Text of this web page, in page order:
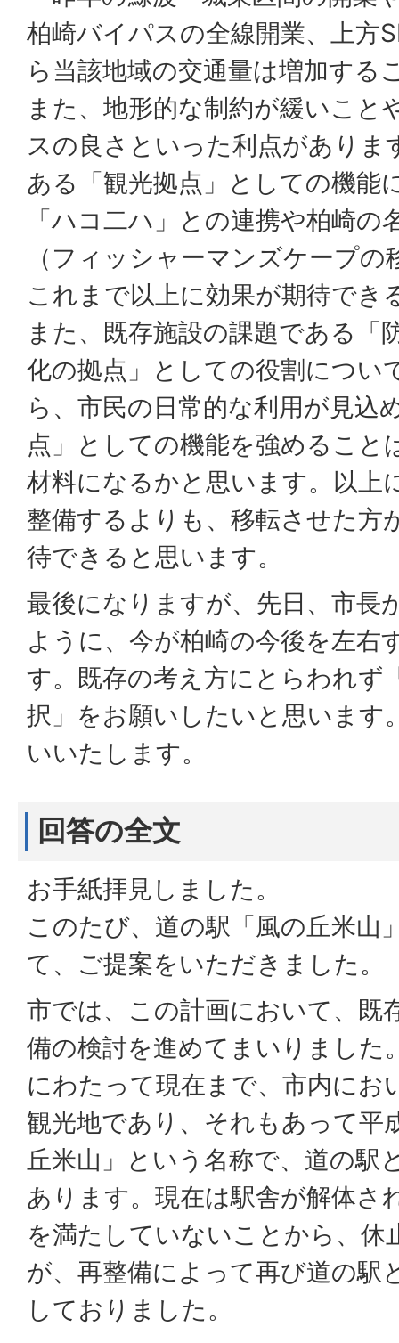
柏崎バイパスの全線開業、上方
ら当該地域の交通量は増加する
また、地形的な制約が緩いこと
スの良さといった利点がありま
ある「観光拠点」としての機能
「ハコ二ハ」との連携や柏崎の
（フィッシャーマンズケープ
これまで以上に効果が期待でき
また、既存施設の課題である「
化の拠点」としての役割につい
ら、市民の日常的な利用が見込
点」としての機能を強めること
材料になるかと思います。以上
整備するよりも、移転させた方
待できると思います。
最後になりますが、先日、市長
ように、今が柏崎の今後を左右
す。既存の考え方にとらわれず
択」をお願いしたいと思います
いいたします。
回答の全文
お手紙拝見しました。
このたび、道の駅「風の丘米山
て、ご提案をいただきました。
市では、この計画において、既
備の検討を進めてまいりました
にわたって現在まで、市内にお
観光地であり、それもあって平
丘米山」という名称で、道の駅
あります。現在は駅舎が解体さ
を満たしていないことから、休
が、再整備によって再び道の駅
しておりました。